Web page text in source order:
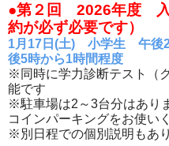
●第２回 2026年度 入
約が必ず必要です）
1月17日(土) 小学生 午後
後5時から1時間程度
※同時に学力診断テスト（
能です
※駐車場は2～3台分はあり
コインパーキングをお使い
※別日程での個別説明もあ